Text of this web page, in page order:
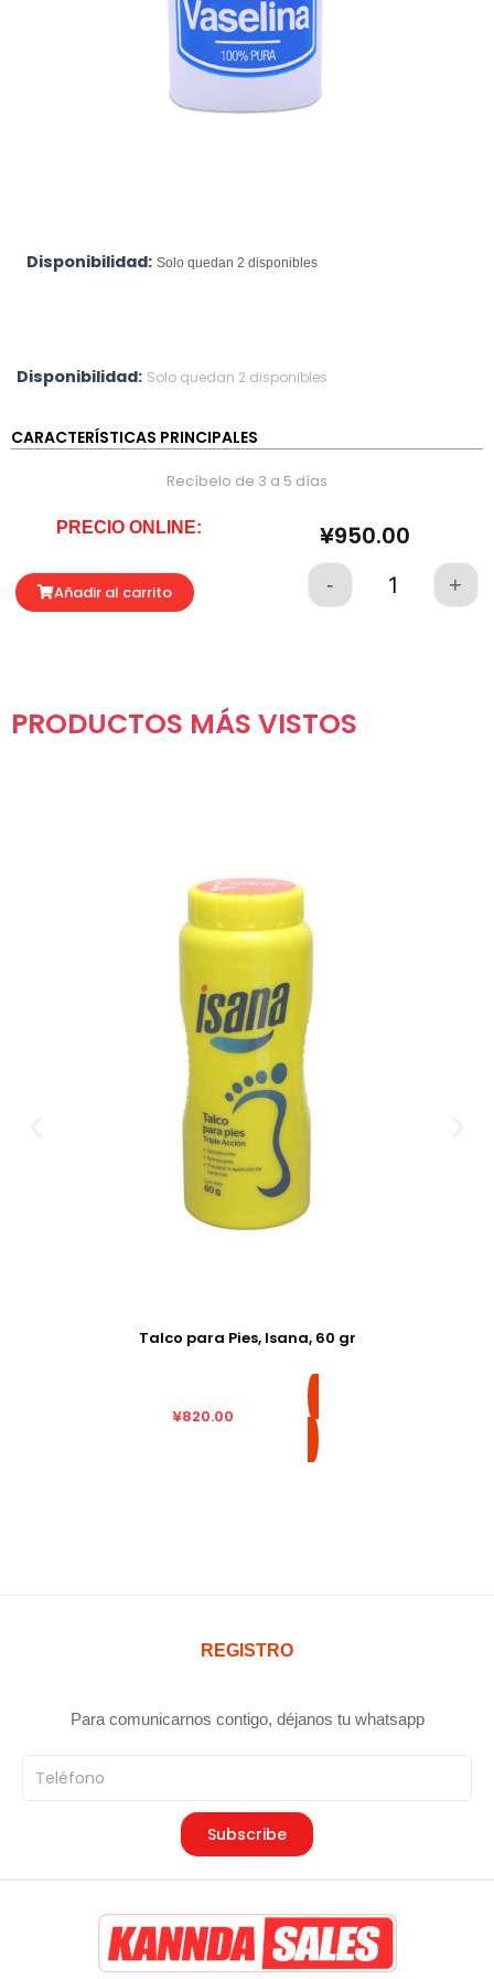
Disponibilidad: Solo quedan 2 disponibles
Disponibilidad: Solo quedan 2 disponibles
CARACTERÍSTICAS PRINCIPALES
Recíbelo de 3 a 5 días
PRECIO ONLINE: ¥950.00
Quantity
- +
Añadir al carrito
PRODUCTOS MÁS VISTOS
Talco para Pies, Isana, 60 gr
¥820.00
REGISTRO
Para comunicarnos contigo, déjanos tu whatsapp
Teléfono
Subscribe